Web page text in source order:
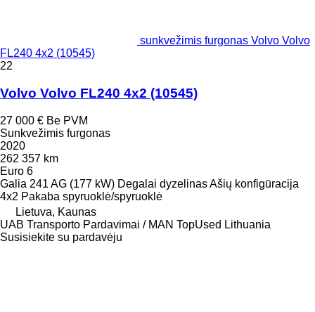
sunkvežimis furgonas Volvo Volvo
FL240 4x2 (10545)
22
Volvo Volvo FL240 4x2 (10545)
27 000 € Be PVM
Sunkvežimis furgonas
2020
262 357 km
Euro 6
Galia 241 AG (177 kW) Degalai dyzelinasAšių konfigūracija
4x2 Pakaba spyruoklė/spyruoklė
Lietuva, Kaunas
UAB Transporto Pardavimai / MAN TopUsed Lithuania
Susisiekite su pardavėju